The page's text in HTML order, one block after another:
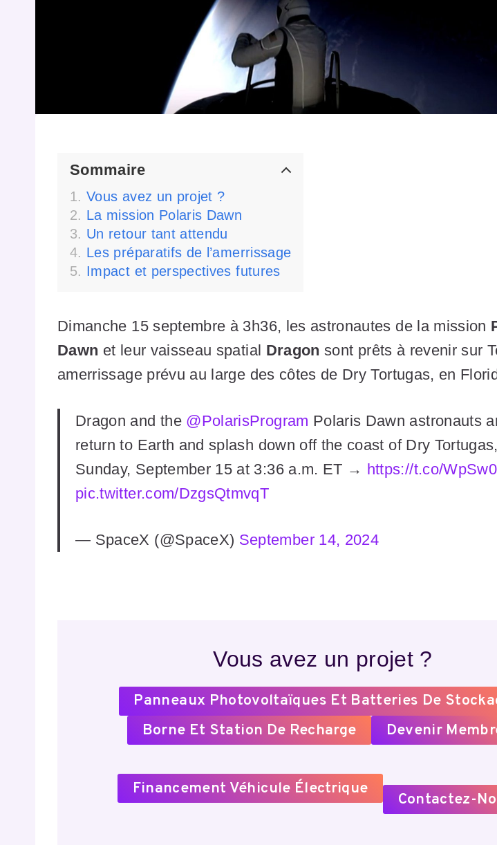
Sommaire
Vous avez un projet ?
La mission Polaris Dawn
Un retour tant attendu
Les préparatifs de l’amerrissage
Impact et perspectives futures
Dimanche 15 septembre à 3h36, les astronautes de la mission
Dawn et leur vaisseau spatial Dragon sont prêts à revenir sur
amerrissage prévu au large des côtes de Dry Tortugas, en
Dragon and the @PolarisProgram Polaris Dawn astronauts
return to Earth and splash down off the coast of Dry
Sunday, September 15 at 3:36 a.m. ET → https://t.co/
pic.twitter.com/DzgsQtmvqT
— SpaceX (@SpaceX) September 14, 2024
Vous avez un projet ?
Panneaux Photovoltaïques Et Batteries De
Borne Et Station De Recharge
Devenir
Financement Véhicule Électrique
Contactez-